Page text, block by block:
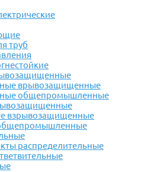
труб
врывозащищенные
общепромышленные
взрывозащищенные
распределительные